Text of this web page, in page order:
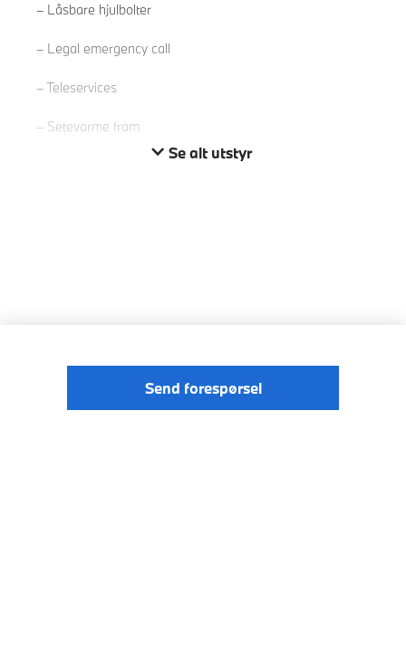
Låsbare hjulbolter
Legal emergency call
Teleservices
Setevarme fram
Se alt utstyr
Send forespørsel